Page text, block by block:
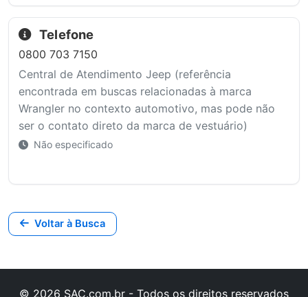
Telefone
0800 703 7150
Central de Atendimento Jeep (referência
encontrada em buscas relacionadas à marca
Wrangler no contexto automotivo, mas pode não
ser o contato direto da marca de vestuário)
Não especificado
Voltar à Busca
© 2026 SAC.com.br - Todos os direitos reservados